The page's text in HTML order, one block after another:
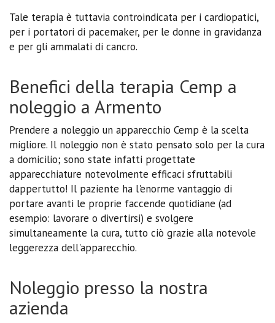
Tale terapia è tuttavia controindicata per i cardiopatici,
per i portatori di pacemaker, per le donne in gravidanza
e per gli ammalati di cancro.
Benefici della terapia Cemp a
noleggio a Armento
Prendere a noleggio un apparecchio Cemp è la scelta
migliore. Il noleggio non è stato pensato solo per la cura
a domicilio; sono state infatti progettate
apparecchiature notevolmente efficaci sfruttabili
dappertutto! Il paziente ha l'enorme vantaggio di
portare avanti le proprie faccende quotidiane (ad
esempio: lavorare o divertirsi) e svolgere
simultaneamente la cura, tutto ciò grazie alla notevole
leggerezza dell'apparecchio.
Noleggio presso la nostra
azienda